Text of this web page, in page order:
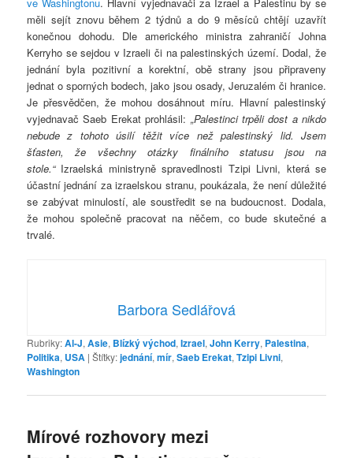
měli sejít znovu během 2 týdnů a do 9 měsíců chtějí uzavřít
konečnou dohodu. Dle amerického ministra zahraničí Johna
Kerryho se sejdou v Izraeli či na palestinských území. Dodal, že
jednání byla pozitivní a korektní, obě strany jsou připraveny
jednat o sporných bodech, jako jsou osady, Jeruzalém či hranice.
Je přesvědčen, že mohou dosáhnout míru. Hlavní palestinský
vyjednavač Saeb Erekat prohlásil: „Palestinci trpěli dost a nikdo
nebude z tohoto úsilí těžit více než palestinský lid. Jsem
šťasten, že všechny otázky finálního statusu jsou na
stole.“ Izraelská ministryně spravedlnosti Tzipi Livni, která se
účastní jednání za izraelskou stranu, poukázala, že není důležité
se zabývat minulostí, ale soustředit se na budoucnost. Dodala,
že mohou společně pracovat na něčem, co bude skutečné a
trvalé.
Barbora Sedlářová
Rubriky:Al-J,Asie, Blízký východ,Izrael,John Kerry, Palestina,
Politika, USA |Štítky:jednání,mír,Saeb Erekat,Tzipi Livni,
Washington
Mírové rozhovory mezi